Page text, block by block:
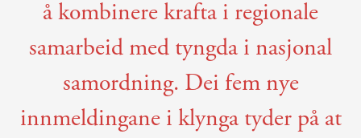
å kombinere krafta i regionale
samarbeid med tyngda i nasjonal
samordning. Dei fem nye
innmeldingane i klynga tyder på at